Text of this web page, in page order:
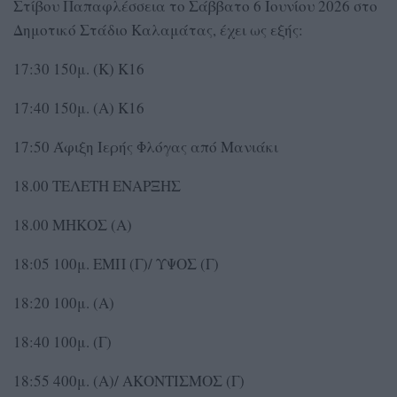
Στίβου Παπαφλέσσεια το Σάββατο 6 Ιουνίου 2026 στο
Δημοτικό Στάδιο Καλαμάτας, έχει ως εξής:
17:30 150μ. (Κ) Κ16
17:40 150μ. (Α) Κ16
17:50 Άφιξη Ιερής Φλόγας από Μανιάκι
18.00 ΤΕΛΕΤΗ ΕΝΑΡΞΗΣ
18.00 ΜΗΚΟΣ (Α)
18:05 100μ. ΕΜΠ (Γ)/ ΥΨΟΣ (Γ)
18:20 100μ. (Α)
18:40 100μ. (Γ)
18:55 400μ. (Α)/ ΑΚΟΝΤΙΣΜΟΣ (Γ)